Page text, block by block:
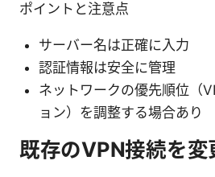
ポイントと注意点
サーバー名は正確に入力
認証情報は安全に管理
ネットワークの優先順位（
ョン）を調整する場合あり
既存のVPN接続を変